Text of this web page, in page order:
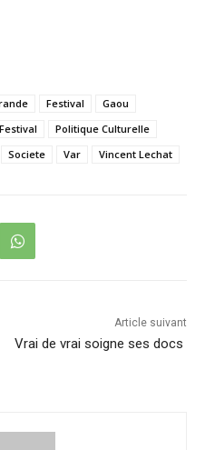
Festival
Gaou
Politique Culturelle
Societe Var Vincent Lechat
Article suivant
Vrai de vrai soigne ses docs